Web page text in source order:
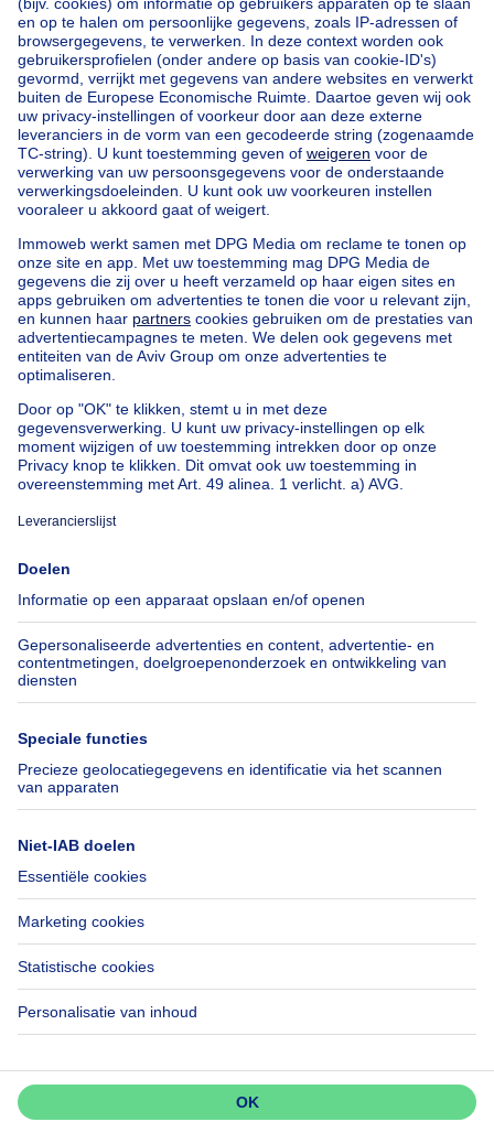
Home België
Brussel (provincie)
Brussel (arrondissement)
Kopen uw huis in Jette
Onze huizen buiten BelgiëHuis te koop Frankrijk
Huis te koop Spanje
Huis te koop Italië
Huis te koop Luxemburg
Huis te koop Nederland
Goedkoop vastgoedGoedkoop huis te koop
Goedkope appartementen te huur
Onze huurwoningen met slaapkamers
Appartement te koop met 3 slaapkamers Oostende
Huis te koop met 3 slaapkamers Stene
Huis te koop met 3 slaapkamers Deurne
Over
Immoweb
Pers
Jobs
Axel Springer Group
SeLoger.com
Immowelt.de
Tools
Belfius
Verzekeringen
Verhuis checklist
Hulp
Veelgestelde vragen
Toegankelijkheid
Contacteer ons
Volg ons
LinkedIn
Immoweb SA © 2026 - Alle rechten voorbehouden
Gebruiksvoorwaarden Cookie instellingen
Privacybeleid
Rangschikking regels
3044 -